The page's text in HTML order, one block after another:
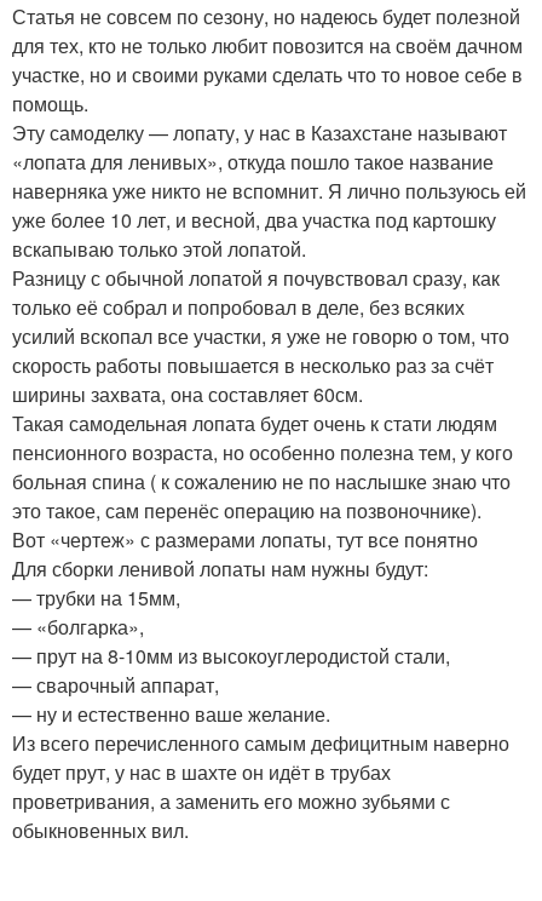
Статья не совсем по сезону, но надеюсь будет полезной
для тех, кто не только любит повозится на своём дачном
участке, но и своими руками сделать что то новое себе в
помощь.
Эту самоделку — лопату, у нас в Казахстане называют
«лопата для ленивых», откуда пошло такое название
наверняка уже никто не вспомнит. Я лично пользуюсь ей
уже более 10 лет, и весной, два участка под картошку
вскапываю только этой лопатой.
Разницу с обычной лопатой я почувствовал сразу, как
только её собрал и попробовал в деле, без всяких
усилий вскопал все участки, я уже не говорю о том, что
скорость работы повышается в несколько раз за счёт
ширины захвата, она составляет 60см.
Такая самодельная лопата будет очень к стати людям
пенсионного возраста, но особенно полезна тем, у кого
больная спина ( к сожалению не по наслышке знаю что
это такое, сам перенёс операцию на позвоночнике).
Вот «чертеж» с размерами лопаты, тут все понятно
Для сборки ленивой лопаты нам нужны будут:
— трубки на 15мм,
— «болгарка»,
— прут на 8-10мм из высокоуглеродистой стали,
— сварочный аппарат,
— ну и естественно ваше желание.
Из всего перечисленного самым дефицитным наверно
будет прут, у нас в шахте он идёт в трубах
проветривания, а заменить его можно зубьями с
обыкновенных вил.